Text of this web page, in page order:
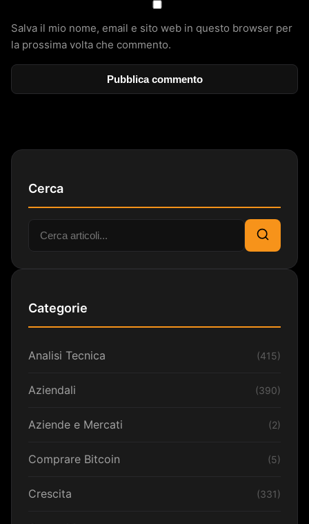
Salva il mio nome, email e sito web in questo browser per
la prossima volta che commento.
Cerca
Cerca:
Cerca
Categorie
Analisi Tecnica (415)
Aziendali (390)
Aziende e Mercati (2)
Comprare Bitcoin (5)
Crescita (331)